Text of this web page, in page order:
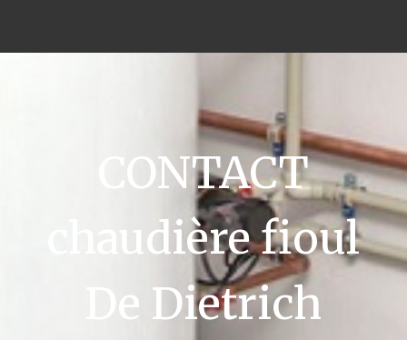
CONTACT
chaudière fioul
De Dietrich